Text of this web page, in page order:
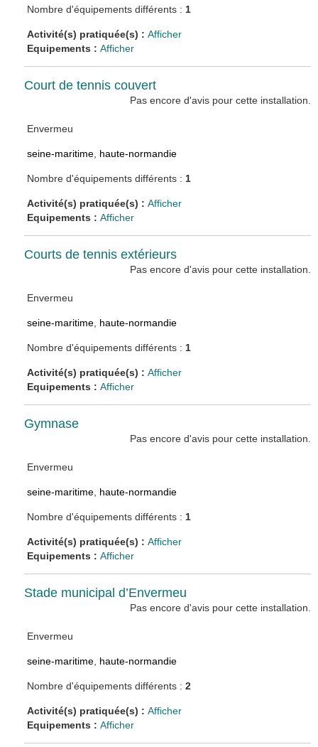
Nombre d'équipements différents : 1
Activité(s) pratiquée(s) :Afficher
Equipements :Afficher
Court de tennis couvert
Pas encore d'avis pour cette installation.
Envermeu
seine-maritime haute-normandie
Nombre d'équipements différents : 1
Activité(s) pratiquée(s) :Afficher
Equipements :Afficher
Courts de tennis extérieurs
Pas encore d'avis pour cette installation.
Envermeu
seine-maritime haute-normandie
Nombre d'équipements différents : 1
Activité(s) pratiquée(s) :Afficher
Equipements :Afficher
Gymnase
Pas encore d'avis pour cette installation.
Envermeu
seine-maritime haute-normandie
Nombre d'équipements différents : 1
Activité(s) pratiquée(s) :Afficher
Equipements :Afficher
Stade municipal d’Envermeu
Pas encore d'avis pour cette installation.
Envermeu
seine-maritime haute-normandie
Nombre d'équipements différents :2
Activité(s) pratiquée(s) :Afficher
Equipements :Afficher